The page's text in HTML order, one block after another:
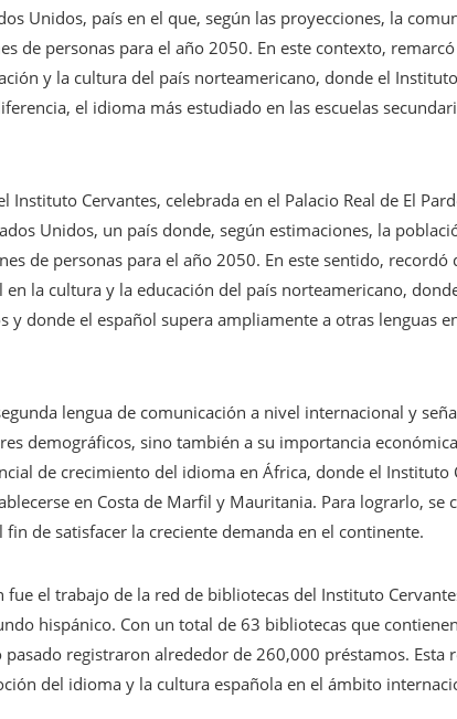
Unidos, país en el que, según las proyecciones, la
de personas para el año 2050. En este contexto,
y la cultura del país norteamericano, donde el
el idioma más estudiado en las escuelas
Cervantes, celebrada en el Palacio Real de El
Unidos, un país donde, según estimaciones, la
de personas para el año 2050. En este sentido, recordó
la cultura y la educación del país norteamericano,
y donde el español supera ampliamente a otras lenguas
lengua de comunicación a nivel internacional y
demográficos, sino también a su importancia
de crecimiento del idioma en África, donde el Instituto
en Costa de Marfil y Mauritania. Para lograrlo, se
de satisfacer la creciente demanda en el continente.
el trabajo de la red de bibliotecas del Instituto
hispánico. Con un total de 63 bibliotecas que
registraron alrededor de 260,000 préstamos. Esta
del idioma y la cultura española en el ámbito